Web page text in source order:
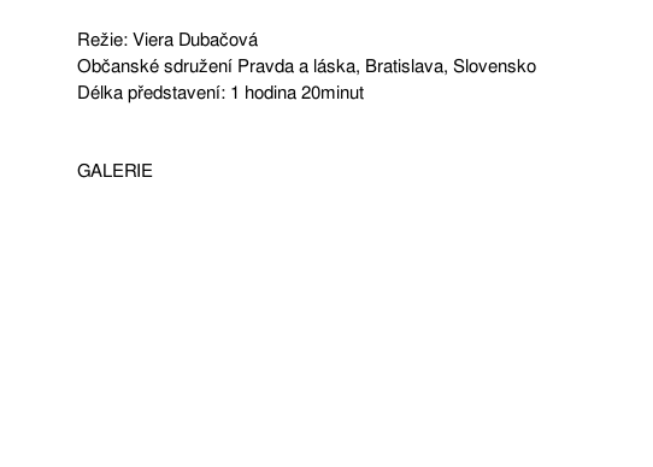
Režie: Viera Dubačová
Občanské sdružení Pravda a láska, Bratislava, Slovensko
Délka představení: 1 hodina 20minut
GALERIE